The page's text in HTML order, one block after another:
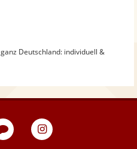
Deutschland: individuell &
Blog
eventpeppers